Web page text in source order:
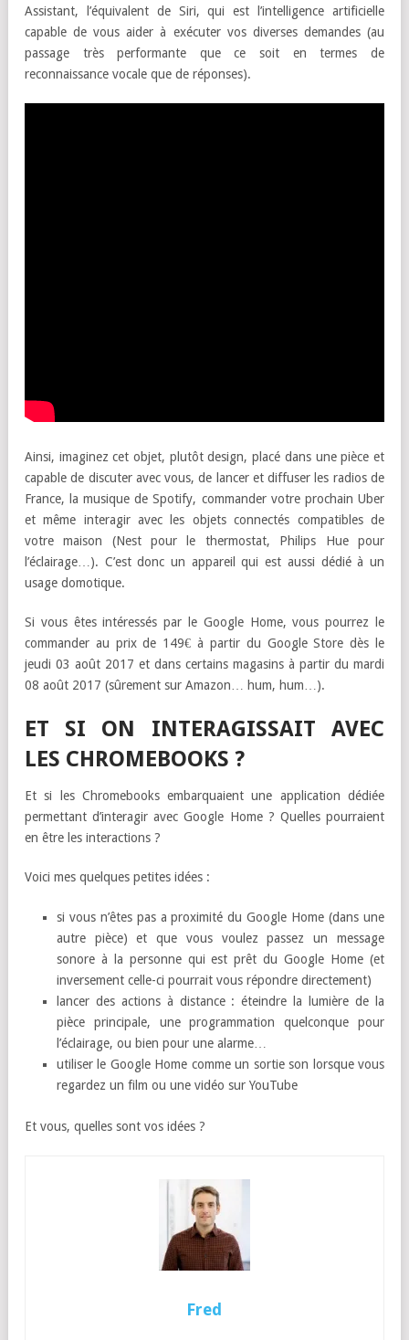
Assistant, l’équivalent de Siri, qui est l’intelligence artificielle
capable de vous aider à exécuter vos diverses demandes (au
passage très performante que ce soit en termes de
reconnaissance vocale que de réponses).
Ainsi, imaginez cet objet, plutôt design, placé dans une pièce et
capable de discuter avec vous, de lancer et diffuser les radios de
France, la musique de Spotify, commander votre prochain Uber
et même interagir avec les objets connectés compatibles de
votre maison (Nest pour le thermostat, Philips Hue pour
l’éclairage…). C’est donc un appareil qui est aussi dédié à un
usage domotique.
Si vous êtes intéressés par le Google Home, vous pourrez le
commander au prix de 149€ à partir du Google Store dès le
jeudi 03 août 2017 et dans certains magasins à partir du mardi
08 août 2017 (sûrement sur Amazon… hum, hum…).
ET SI ON INTERAGISSAIT AVEC
LES CHROMEBOOKS ?
Et si les Chromebooks embarquaient une application dédiée
permettant d’interagir avec Google Home ? Quelles pourraient
en être les interactions ?
Voici mes quelques petites idées :
si vous n’êtes pas a proximité du Google Home (dans une
autre pièce) et que vous voulez passez un message
sonore à la personne qui est prêt du Google Home (et
inversement celle-ci pourrait vous répondre directement)
lancer des actions à distance : éteindre la lumière de la
pièce principale, une programmation quelconque pour
l’éclairage, ou bien pour une alarme…
utiliser le Google Home comme un sortie son lorsque vous
regardez un film ou une vidéo sur YouTube
Et vous, quelles sont vos idées ?
Fred